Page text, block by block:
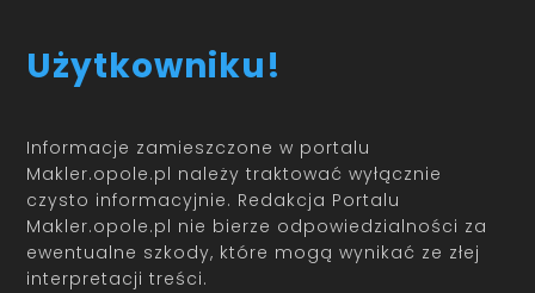
Użytkowniku!
Informacje zamieszczone w portalu
Makler.opole.pl należy traktować wyłącznie
czysto informacyjnie. Redakcja Portalu
Makler.opole.pl nie bierze odpowiedzialności za
ewentualne szkody, które mogą wynikać ze złej
interpretacji treści.